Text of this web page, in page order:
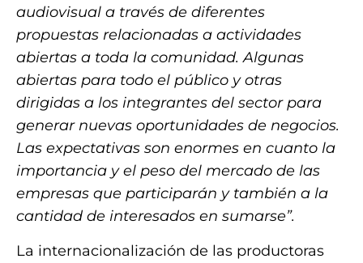
audiovisual a través de diferentes
propuestas relacionadas a actividades
abiertas a toda la comunidad. Algunas
abiertas para todo el público y otras
dirigidas a los integrantes del sector para
generar nuevas oportunidades de negocios.
Las expectativas son enormes en cuanto la
importancia y el peso del mercado de las
empresas que participarán y también a la
cantidad de interesados en sumarse”.
La internacionalización de las productoras